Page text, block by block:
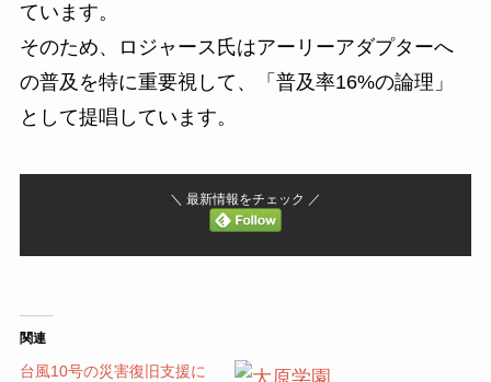
ています。
そのため、ロジャース氏はアーリーアダプターへ
の普及を特に重要視して、「普及率16%の論理」
として提唱しています。
＼ 最新情報をチェック ／
関連
台風10号の災害復旧支援に